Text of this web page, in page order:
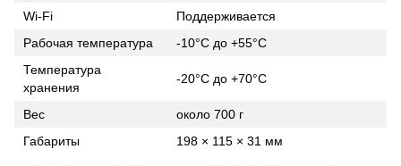
Wi-Fi
Поддерживается
Рабочая температура
-10°C до +55°C
Температура
хранения
-20°C до +70°C
Вес
около 700 г
Габариты
198 × 115 × 31 мм